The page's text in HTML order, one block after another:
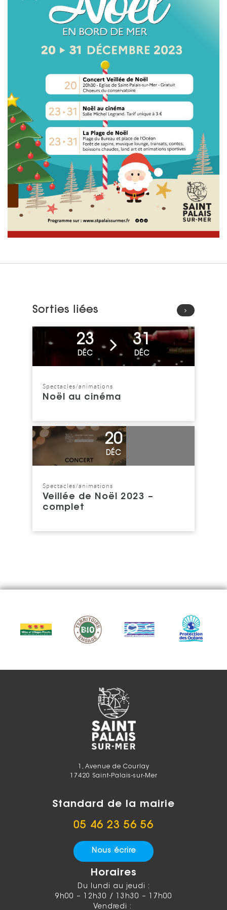
Sorties liées
23
DÉC
31
DÉC
Catégorie : "
Spectacles/animations
Noël au cinéma
Voir l'événement
20
DÉC
Catégorie : "
Spectacles/animations
Veillée de Noël 2023 –
complet
Voir l'événement
1, Avenue de Courlay
17420 Saint-Palais-sur-Mer
Standard de la mairie
05 46 23 56 56
Nous écrire
Horaires
Du lundi au jeudi :
9h00 – 12h30 / 13h30 – 17h00
Vendredi :